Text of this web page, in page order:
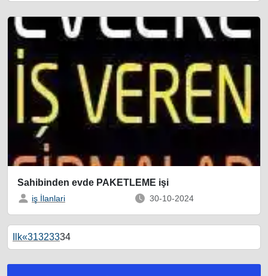
Sahibinden evde PAKETLEME işi
iş İlanlari 30-10-2024
Ilk«31323334